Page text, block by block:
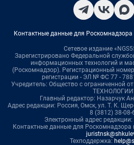
Контактные данные для Роскомнадзора
Сетевое издание
Зарегистрировано Федеральной
информационных технологий и
(Роскомнадзор). Регистрационный
регистрации - ЭЛ № ФС 77 -
Учредитель: Общество с ограниченной
Главный редактор: Назарчук
Адрес редакции: Россия, Омск, ул. Т. К.
8 (3812) 38-08-
Электронный адрес редакции:
Контактные данные для Роскомнадзора
Техподдержка: